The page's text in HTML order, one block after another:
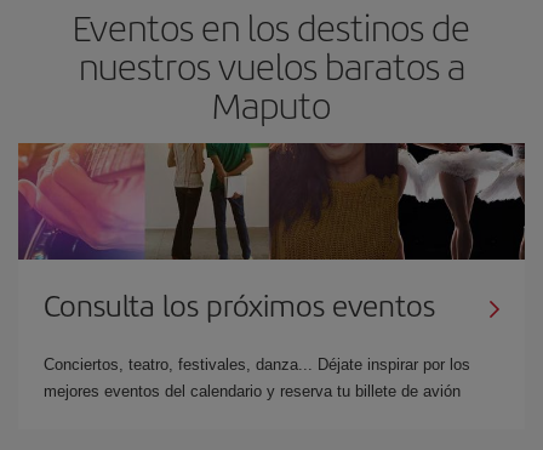
Eventos en los destinos de
nuestros vuelos baratos a
Maputo
Consulta los próximos eventos
Conciertos, teatro, festivales, danza... Déjate inspirar por los
mejores eventos del calendario y reserva tu billete de avión